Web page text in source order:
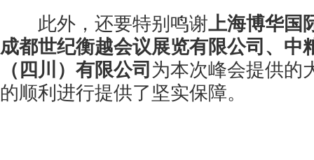
此外，还要特别鸣谢上海博华国
成都世纪衡越会议展览有限公司、中
（四川）有限公司 为本次峰会提供的
的顺利进行提供了坚实保障。